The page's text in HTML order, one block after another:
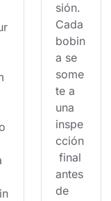
sión.
Cada
bobin
a se
some
te a
una
inspe
cción
final
antes
de